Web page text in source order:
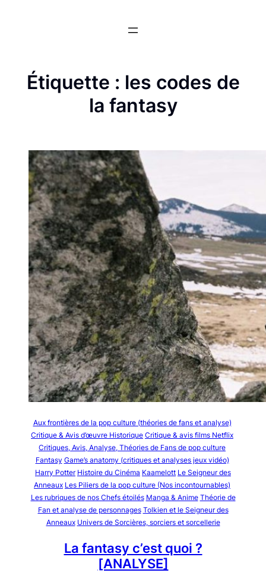
Étiquette : les codes de
la fantasy
Aux frontières de la pop culture (théories de fans et analyse)
Critique & Avis d’œuvre Historique Critique & avis films Netflix
Critiques, Avis, Analyse, Théories de Fans de pop culture
Fantasy Game’s anatomy (critiques et analyses jeux vidéo)
Harry Potter Histoire du Cinéma Kaamelott Le Seigneur des
Anneaux Les Piliers de la pop culture (Nos incontournables)
Les rubriques de nos Chefs étoilés Manga & Anime Théorie de
Fan et analyse de personnages Tolkien et le Seigneur des
Anneaux Univers de Sorcières, sorciers et sorcellerie
La fantasy c’est quoi ?
[ANALYSE]